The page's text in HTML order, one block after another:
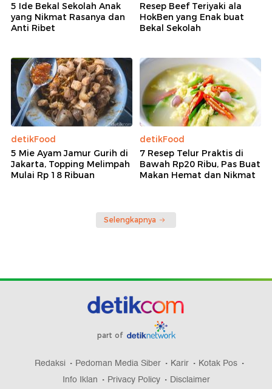
5 Ide Bekal Sekolah Anak
yang Nikmat Rasanya dan
Anti Ribet
Resep Beef Teriyaki ala
HokBen yang Enak buat
Bekal Sekolah
detikFood
5 Mie Ayam Jamur Gurih di
Jakarta, Topping Melimpah
Mulai Rp 18 Ribuan
detikFood
7 Resep Telur Praktis di
Bawah Rp20 Ribu, Pas Buat
Makan Hemat dan Nikmat
Selengkapnya
part of
Redaksi Pedoman Media Siber Karir
Kotak Pos
Info Iklan
Privacy Policy Disclaimer